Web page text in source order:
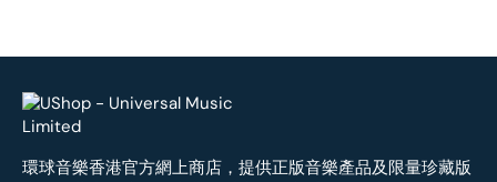
環球音樂香港官方網上商店，提供正版音樂產品及限量珍藏版